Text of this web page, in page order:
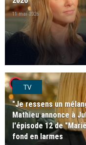
11 mai 2026
player2TV
"Je ressens un
Mathieu annonce à
l'épisode 12 de
fond en larmes